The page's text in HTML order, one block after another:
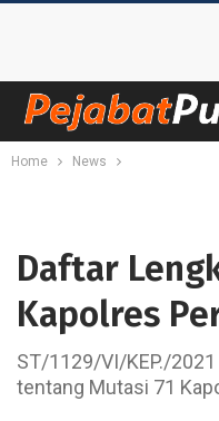
Home News
Daftar
Kapolres
ST/1129/VI/KEP./
tentang Mutasi 71